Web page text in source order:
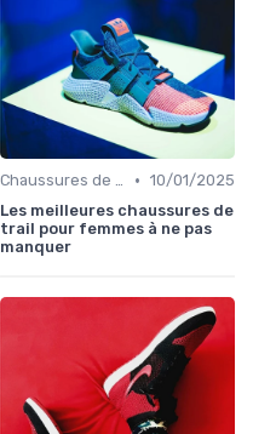
Chaussures de Randonnée • 10/01/2025
Les meilleures chaussures de
trail pour femmes à ne pas
manquer